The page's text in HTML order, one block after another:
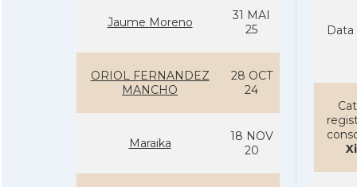
Jaume Moreno
31 MAI
25
ORIOL FERNANDEZ
MANCHO
28 OCT
24
Maraika
18 NOV
20
Data